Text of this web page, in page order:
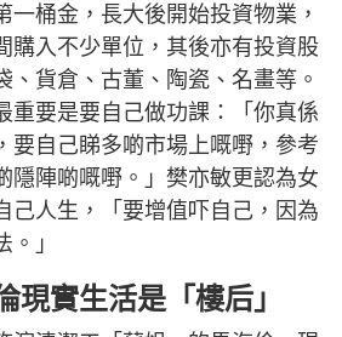
一桶金，長大後開始投資物業，
購入不少單位，其後亦有投資股
、貨倉、古董、陶瓷、名畫等。
重要是要自己做功課：「你真係
要自己睇多啲市場上嘅嘢，參考
隱陣啲嘅嘢。」樊亦敏更認為女
己人生，「要增值吓自己，因為
。」
現實生活是「樓后」